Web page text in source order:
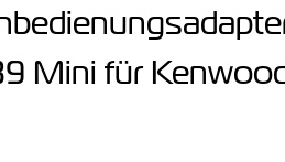
Mini für